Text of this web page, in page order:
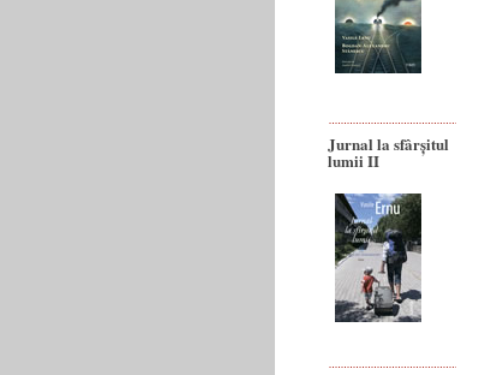
Jurnal la sfârșitul
lumii II